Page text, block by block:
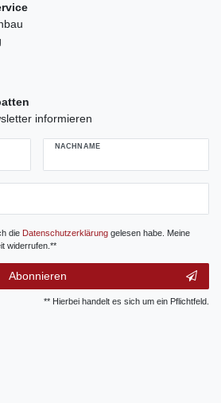
informieren
NACHNAME
die Daten­schutz­erklärunggelesen habe. Meine
widerrufen.**
Abonnieren
** Hierbei handelt es sich um ein Pflichtfeld.